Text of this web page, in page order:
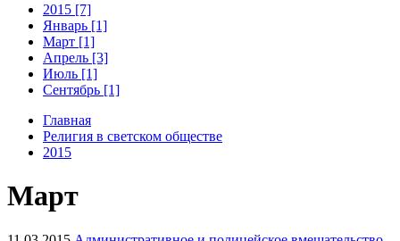
2015 [7]
Январь [1]
Март [1]
Апрель [3]
Июль [1]
Сентябрь [1]
Главная
Религия в светском обществе
2015
Март